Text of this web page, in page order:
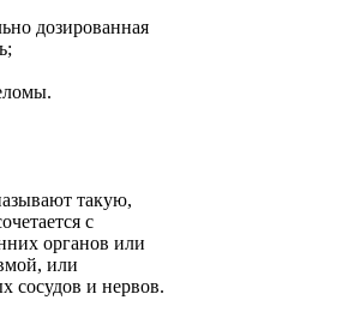
дозированная
такую,
с
органов или
или
сосудов и нервов.